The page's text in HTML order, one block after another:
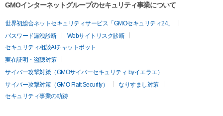
GMOインターネットグループのセキュリティ事業について
世界初総合ネットセキュリティサービス「GMOセキュリティ24」
パスワード漏洩診断
Webサイトリスク診断
セキュリティ相談AIチャットボット
実在証明・盗聴対策
サイバー攻撃対策（GMOサイバーセキュリティ byイエラエ）
サイバー攻撃対策（GMO Flatt Security）
なりすまし対策
セキュリティ事業の軌跡